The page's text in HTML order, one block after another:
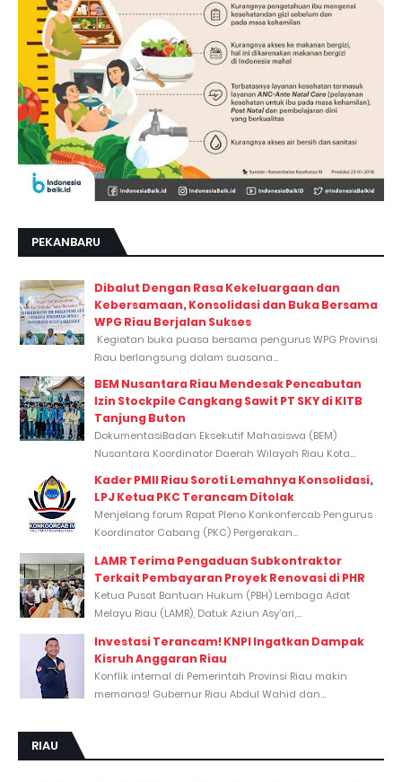
PEKANBARU
Dibalut Dengan Rasa Kekeluargaan dan
Kebersamaan, Konsolidasi dan Buka Bersama
WPG Riau Berjalan Sukses
Kegiatan buka puasa bersama pengurus WPG Provinsi
Riau berlangsung dalam suasana...
BEM Nusantara Riau Mendesak Pencabutan
Izin Stockpile Cangkang Sawit PT SKY di KITB
Tanjung Buton
DokumentasiBadan Eksekutif Mahasiswa (BEM)
Nusantara Koordinator Daerah Wilayah Riau Kota...
Kader PMII Riau Soroti Lemahnya Konsolidasi,
LPJ Ketua PKC Terancam Ditolak
Menjelang forum Rapat Pleno Konkonfercab Pengurus
Koordinator Cabang (PKC) Pergerakan...
LAMR Terima Pengaduan Subkontraktor
Terkait Pembayaran Proyek Renovasi di PHR
Ketua Pusat Bantuan Hukum (PBH) Lembaga Adat
Melayu Riau (LAMR), Datuk Aziun Asy’ari,...
Investasi Terancam! KNPI Ingatkan Dampak
Kisruh Anggaran Riau
Konflik internal di Pemerintah Provinsi Riau makin
memanas! Gubernur Riau Abdul Wahid dan...
RIAU